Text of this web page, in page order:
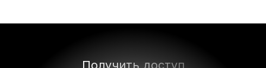
Получить доступ